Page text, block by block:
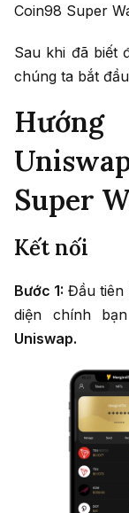
Coin98 Super
Sau khi đã biết
chúng ta bắt
Super
Kết nối
Bước 1: Đầu tiên
diện chính
Uniswap.